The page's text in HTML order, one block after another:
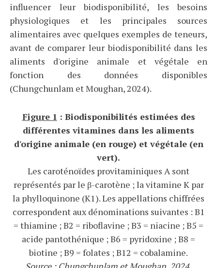
influencer leur biodisponibilité, les besoins
physiologiques et les principales sources
alimentaires avec quelques exemples de teneurs,
avant de comparer leur biodisponibilité dans les
aliments d'origine animale et végétale en
fonction des données disponibles
(Chungchunlam et Moughan, 2024).
Figure 1 : Biodisponibilités estimées des
différentes vitamines dans les aliments
d'origine animale (en rouge) et végétale (en
vert).
Les caroténoïdes provitaminiques A sont
représentés par le β-carotène ; la vitamine K par
la phylloquinone (K1). Les appellations chiffrées
correspondent aux dénominations suivantes : B1
= thiamine ; B2 = riboflavine ; B3 = niacine ; B5 =
acide pantothénique ; B6 = pyridoxine ; B8 =
biotine ; B9 = folates ; B12 = cobalamine.